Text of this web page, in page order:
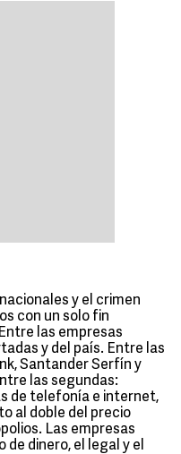
y el crimen
con un solo fin
las empresas
y del país. Entre las
Santander Serfín y
las segundas:
de telefonía e internet,
al doble del precio
Las empresas
dinero, el legal y el